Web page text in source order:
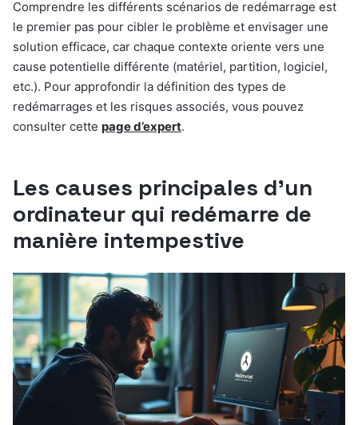
Comprendre les différents scénarios de redémarrage est
le premier pas pour cibler le problème et envisager une
solution efficace, car chaque contexte oriente vers une
cause potentielle différente (matériel, partition, logiciel,
etc.). Pour approfondir la définition des types de
redémarrages et les risques associés, vous pouvez
consulter cette page d’expert.
Les causes principales d’un
ordinateur qui redémarre de
manière intempestive